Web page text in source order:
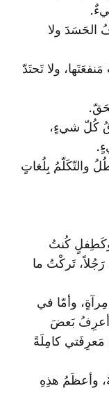
الحَسَدَ ولا
ولا تَحتَدّ
كُلّ شيءٍ،
والتّكَلّمُ بِلُغاتٍ
كُنتُ
تَركْتُ ما
وأمّا في
أعرِفُ بَعضَ
مَعرِفَتي كامِلَةً
وأعظَمُ هذِهِ